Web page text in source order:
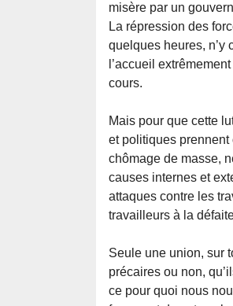
misère par un
La répression des
quelques heures, n’y
l’accueil
cours.
Mais pour que cette
et politiques
chômage de masse,
causes internes et
attaques contre les
travailleurs à la
Seule une union, sur
précaires ou non,
ce pour quoi nous